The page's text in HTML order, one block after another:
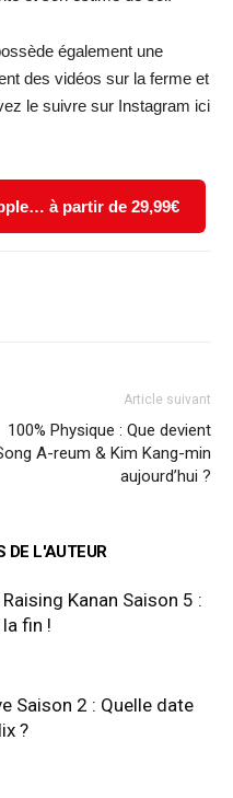
également une
des vidéos sur la ferme et
le suivre sur Instagram ici
à partir de 29,99€
Article suivant
100% Physique : Que devient
A-reum & Kim Kang-min
aujourd’hui ?
DE L'AUTEUR
Kanan Saison 5 :
fin !
Saison 2 : Quelle date
?